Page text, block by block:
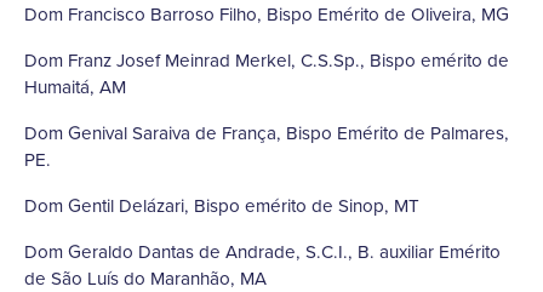
Dom Francisco Barroso Filho, Bispo Emérito de Oliveira, MG
Dom Franz Josef Meinrad Merkel, C.S.Sp., Bispo emérito de
Humaitá, AM
Dom Genival Saraiva de França, Bispo Emérito de Palmares,
PE.
Dom Gentil Delázari, Bispo emérito de Sinop, MT
Dom Geraldo Dantas de Andrade, S.C.I., B. auxiliar Emérito
de São Luís do Maranhão, MA